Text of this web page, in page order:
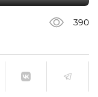
390